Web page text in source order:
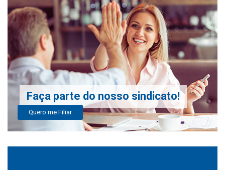
Faça parte do nosso sindicato!
Quero me Filiar